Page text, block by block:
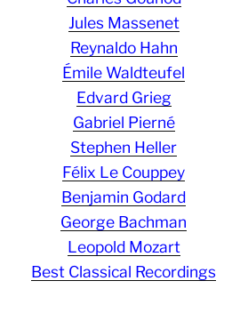
Jules Massenet
Reynaldo Hahn
Émile Waldteufel
Edvard Grieg
Gabriel Pierné
Stephen Heller
Félix Le Couppey
Benjamin Godard
George Bachman
Leopold Mozart
Best Classical Recordings